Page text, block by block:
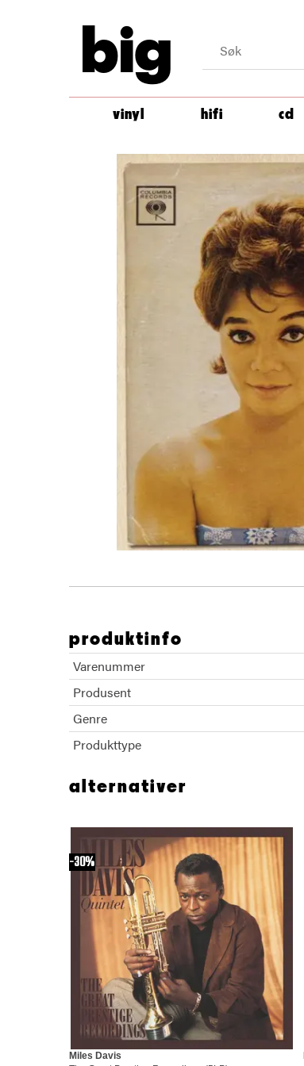
big
vinyl hifi cd
produktinfo
Varenummer
Produsent
Genre
Produkttype
alternativer
30%
Miles Davis